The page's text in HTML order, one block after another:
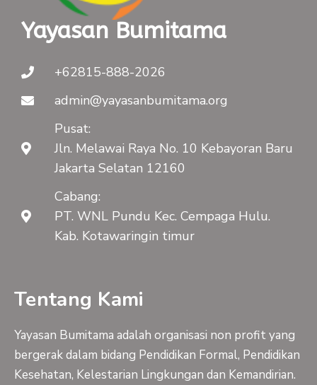
Yayasan Bumitama
+62815-888-2026
admin@yayasanbumitama.org
Pusat:
Jln. Melawai Raya No. 10 Kebayoran Baru
Jakarta Selatan 12160
Cabang:
PT. WNL Pundu Kec. Cempaga Hulu.
Kab. Kotawaringin timur
Tentang Kami
Yayasan Bumitama adalah organisasi non profit yang
bergerak dalam bidang Pendidikan Formal, Pendidikan
Kesehatan, Kelestarian Lingkungan dan Kemandirian.